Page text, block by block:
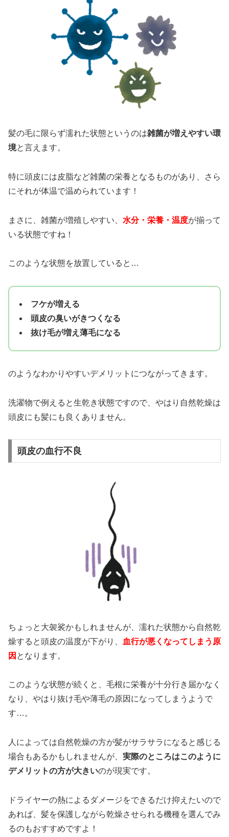
髪の毛に限らず濡れた状態というのは雑菌が増えやすい環
境と言えます。
特に頭皮には皮脂など雑菌の栄養となるものがあり、さら
にそれが体温で温められています！
まさに、雑菌が増殖しやすい、 水分・栄養・温度が揃って
いる状態ですね！
このような状態を放置していると…
フケが増える
頭皮の臭いがきつくなる
抜け毛が増え薄毛になる
のようなわかりやすいデメリットにつながってきます。
洗濯物で例えると生乾き状態ですので、やはり自然乾燥は
頭皮にも髪にも良くありません。
頭皮の血行不良
ちょっと大袈裟かもしれませんが、濡れた状態から自然乾
燥すると頭皮の温度が下がり、
血行が悪くなってしまう原
因 となります。
このような状態が続くと、毛根に栄養が十分行き届かなく
なり、やはり抜け毛や薄毛の原因になってしまうようで
す…。
人によっては自然乾燥の方が髪がサラサラになると感じる
場合もあるかもしれませんが、 実際のところはこのように
デメリットの方が大きいのが現実です。
ドライヤーの熱によるダメージをできるだけ抑えたいので
あれば、髪を保護しながら乾燥させられる機種を選んでみ
るのもおすすめですよ！